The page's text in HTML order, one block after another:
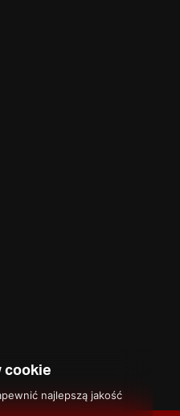
cookie
najlepszą jakość